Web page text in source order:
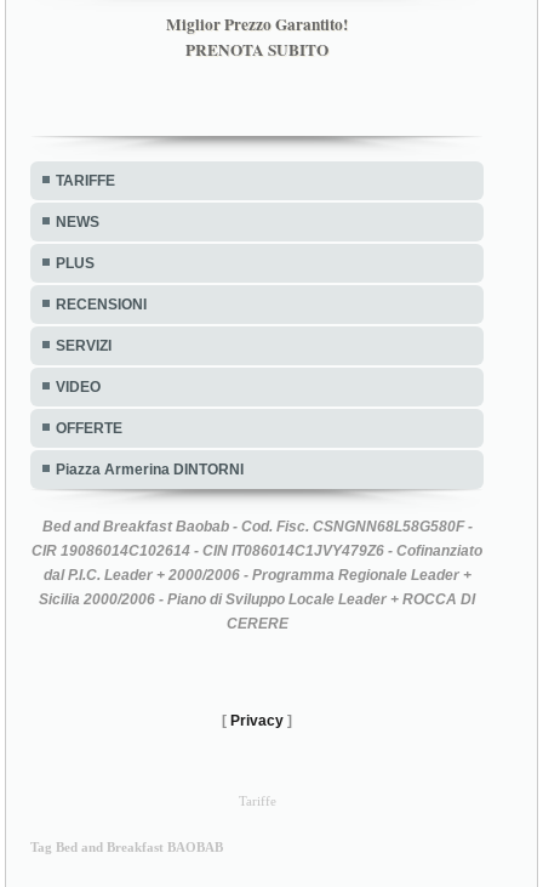
Miglior Prezzo Garantito!
PRENOTA SUBITO
TARIFFE
NEWS
PLUS
RECENSIONI
SERVIZI
VIDEO
OFFERTE
Piazza Armerina DINTORNI
Bed and Breakfast Baobab - Cod. Fisc. CSNGNN68L58G580F -
CIR 19086014C102614 - CIN IT086014C1JVY479Z6 - Cofinanziato
dal P.I.C. Leader + 2000/2006 - Programma Regionale Leader +
Sicilia 2000/2006 - Piano di Sviluppo Locale Leader + ROCCA DI
CERERE
[ Privacy ]
Tariffe
Tag Bed and Breakfast BAOBAB